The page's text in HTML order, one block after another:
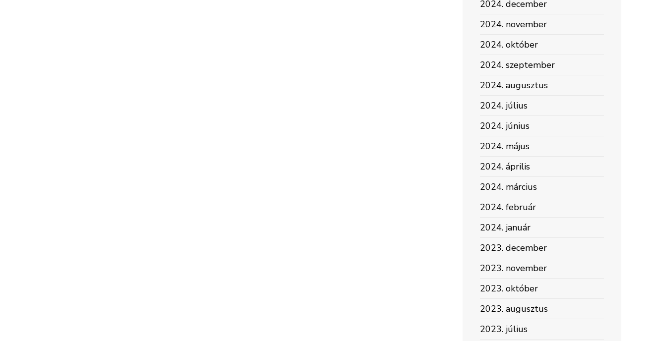
2024. december
2024. november
2024. október
2024. szeptember
2024. augusztus
2024. július
2024. június
2024. május
2024. április
2024. március
2024. február
2024. január
2023. december
2023. november
2023. október
2023. augusztus
2023. július